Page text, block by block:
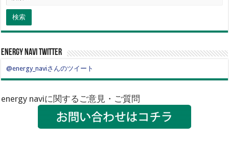
energy navi twitter
@energy_naviさんのツイート
energy naviに関するご意見・ご質問